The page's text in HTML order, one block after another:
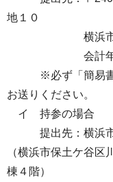
地１０
横浜市健康福
会計年度任用
※必ず「簡易書留
お送りください。
イ 持参の場合
提出先：横浜市
（横浜市保土ケ谷
棟４階）